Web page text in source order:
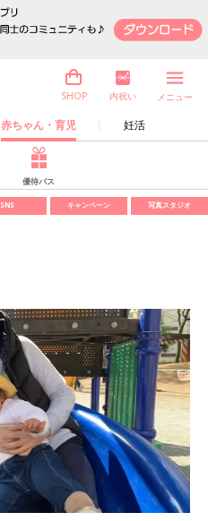
赤ちゃん・育児 妊活
SHOP 内祝い メニュー
優待パス
SNS キャンペーン 写真スタジオ